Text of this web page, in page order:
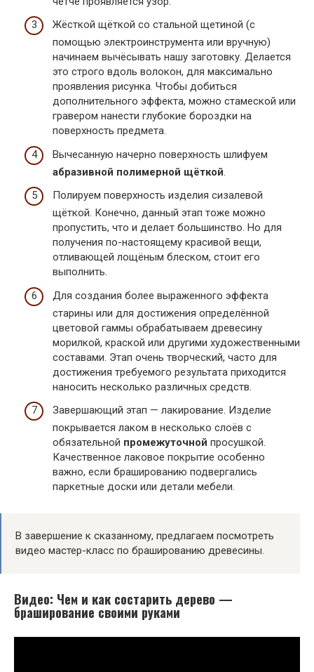
Жёсткой щёткой со стальной щетиной (с
помощью электроинструмента или вручную)
начинаем вычёсывать нашу заготовку. Делается
это строго вдоль волокон, для максимально
проявления рисунка. Чтобы добиться
дополнительного эффекта, можно стамеской или
гравером нанести глубокие бороздки на
поверхность предмета.
Вычесанную начерно поверхность шлифуем
абразивной полимерной щёткой.
Полируем поверхность изделия сизалевой
щёткой. Конечно, данный этап тоже можно
пропустить, что и делает большинство. Но для
получения по-настоящему красивой вещи,
отливающей лощёным блеском, стоит его
выполнить.
Для создания более выраженного эффекта
старины или для достижения определённой
цветовой гаммы обрабатываем древесину
морилкой, краской или другими художественными
составами. Этап очень творческий, часто для
достижения требуемого результата приходится
наносить несколько различных средств.
Завершающий этап — лакирование. Изделие
покрывается лаком в несколько слоёв с
обязательной промежуточной просушкой.
Качественное лаковое покрытие особенно
важно, если брашированию подвергались
паркетные доски или детали мебели.
В завершение к сказанному, предлагаем посмотреть
видео мастер-класс по брашированию древесины.
Видео: Чем и как состарить дерево —
браширование своими руками